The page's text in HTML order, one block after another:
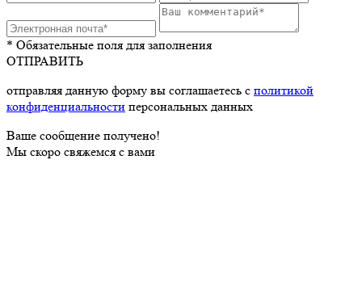
* Обязательные поля для заполнения
ОТПРАВИТЬ
отправляя данную форму вы соглашаетесь с политикой
конфиденциальности персональных данных
Ваше сообщение получено!
Мы скоро свяжемся с вами